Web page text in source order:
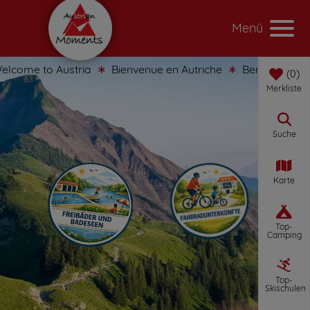
Menü
to Austria Bienvenue en Autriche Benvenuti in
0
Merkliste
Suche
Karte
Top-
Camping
Top-
Skischulen